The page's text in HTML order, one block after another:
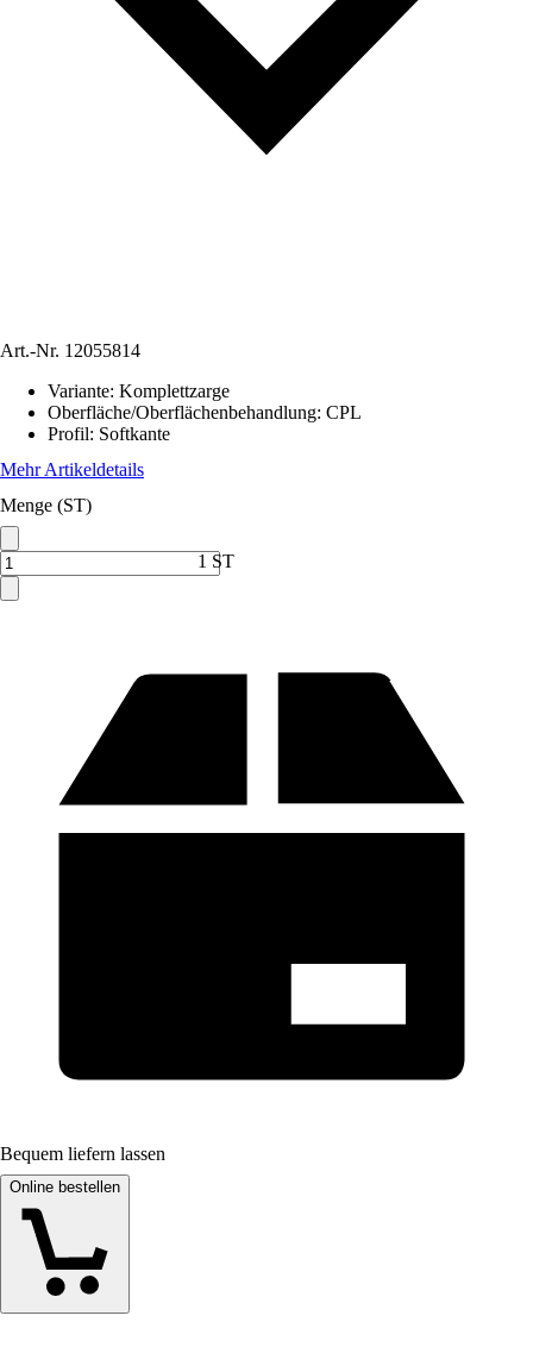
Art.-Nr. 12055814
Variante: Komplettzarge
Oberfläche/Oberflächenbehandlung: CPL
Profil: Softkante
Mehr Artikeldetails
Menge (ST)
1 ST
Bequem liefern lassen
Online bestellen